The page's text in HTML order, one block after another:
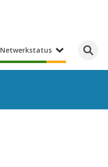
Netwerkstatus